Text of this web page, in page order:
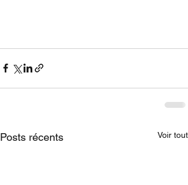
Posts récents Voir tout